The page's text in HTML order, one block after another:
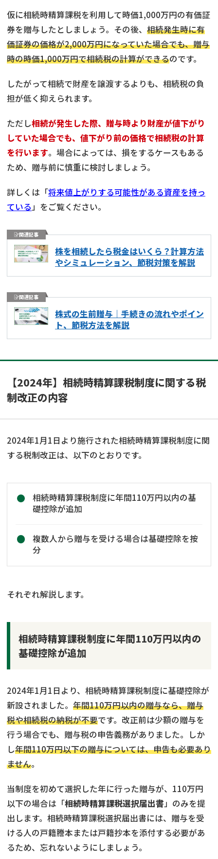
仮に相続時精算課税を利用して時価1,000万円の有価証
券を贈与したとしましょう。その後、 相続発生時に有
価証券の価格が2,000万円になっていた場合でも、贈与
時の時価1,000万円で相続税の計算ができるのです。
したがって相続で財産を譲渡するよりも、相続税の負
担が低く抑えられます。
ただし相続が発生した際、贈与時より財産が値下がり
していた場合でも、値下がり前の価格で相続税の計算
を行います。場合によっては、損をするケースもある
ため、贈与前に慎重に検討しましょう。
詳しくは「将来値上がりする可能性がある資産を持っ
ている」をご覧ください。
関連記事
株を相続したら税金はいくら？計算方法
やシミュレーション、節税対策を解説
関連記事
株式の生前贈与｜手続きの流れやポイン
ト、節税方法を解説
【2024年】相続時精算課税制度に関する税
制改正の内容
2024年1月1日より施行された相続時精算課税制度に関
する税制改正は、以下のとおりです。
相続時精算課税制度に年間110万円以内の基
礎控除が追加
複数人から贈与を受ける場合は基礎控除を按
分
それぞれ解説します。
相続時精算課税制度に年間110万円以内の
基礎控除が追加
2024年1月1日より、相続時精算課税制度に基礎控除が
新設されました。 年間110万円以内の贈与なら、贈与
税や相続税の納税が不要です。改正前は少額の贈与を
行う場合でも、贈与税の申告義務がありました。しか
し年間110万円以下の贈与については、申告も必要あり
ません。
当制度を初めて選択した年に行った贈与が、110万円
以下の場合は「相続時精算課税選択届出書」のみを提
出します。相続時精算課税選択届出書には、贈与を受
ける人の戸籍謄本または戸籍抄本を添付する必要があ
るため、忘れないようにしましょう。